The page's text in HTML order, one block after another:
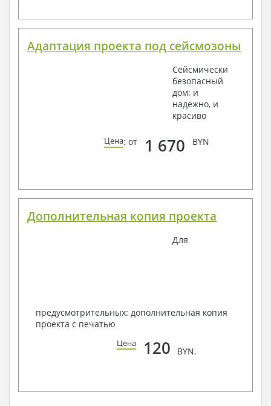
Адаптация проекта под сейсмозоны
Сейсмически
безопасный
дом: и
надежно, и
красиво
Цена: от 1 670 BYN
Дополнительная копия проекта
Для
предусмотрительных: дополнительная копия
проекта с печатью
Цена 120 BYN.